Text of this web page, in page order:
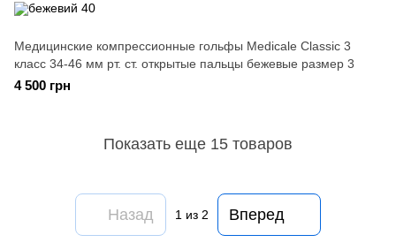
Медицинские компрессионные гольфы Medicale Classic 3
класс 34-46 мм рт. ст. открытые пальцы бежевые размер 3
4 500 грн
Показать еще 15 товаров
Назад 1 из 2 Вперед